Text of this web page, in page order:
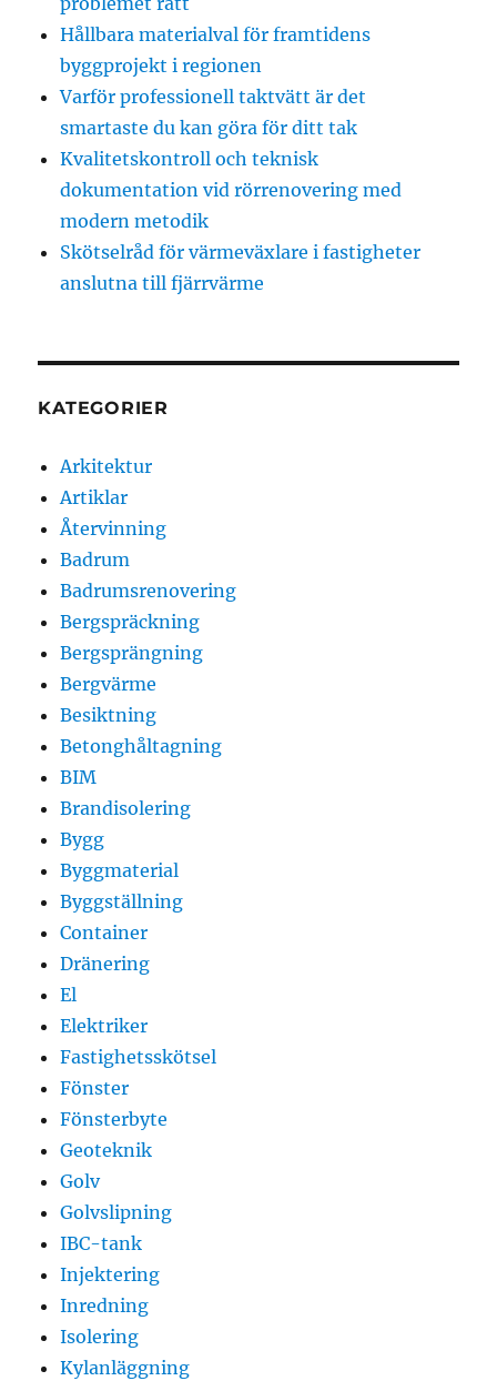
Hållbara materialval för framtidens
byggprojekt i regionen
Varför professionell taktvätt är det
smartaste du kan göra för ditt tak
Kvalitetskontroll och teknisk
dokumentation vid rörrenovering med
modern metodik
Skötselråd för värmeväxlare i fastigheter
anslutna till fjärrvärme
KATEGORIER
Arkitektur
Artiklar
Återvinning
Badrum
Badrumsrenovering
Bergspräckning
Bergsprängning
Bergvärme
Besiktning
Betonghåltagning
BIM
Brandisolering
Bygg
Byggmaterial
Byggställning
Container
Dränering
El
Elektriker
Fastighetsskötsel
Fönster
Fönsterbyte
Geoteknik
Golv
Golvslipning
IBC-tank
Injektering
Inredning
Isolering
Kylanläggning